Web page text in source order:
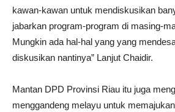
kawan-kawan untuk mendiskusikan
jabarkan program-program di masing-
Mungkin ada hal-hal yang yang
diskusikan nantinya” Lanjut Chaidir.
Mantan DPD Provinsi Riau itu juga
menggandeng melayu untuk